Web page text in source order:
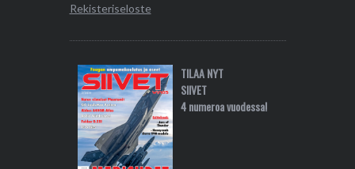
Rekisteriseloste
TILAA NYT
SIIVET
4 numeroa vuodessa!